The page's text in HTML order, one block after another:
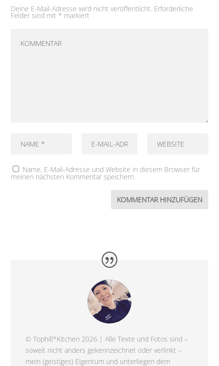
Deine E-Mail-Adresse wird nicht veröffentlicht. Erforderliche
Felder sind mit * markiert
Name, E-Mail-Adresse und Website in diesem Browser für
meinen nächsten Kommentar speichern.
© Tophill*Kitchen 2026 | Alle Texte und Fotos sind –
soweit nicht anders gekennzeichnet oder verlinkt –
mein (geistiges) Eigentum und unterliegen dem